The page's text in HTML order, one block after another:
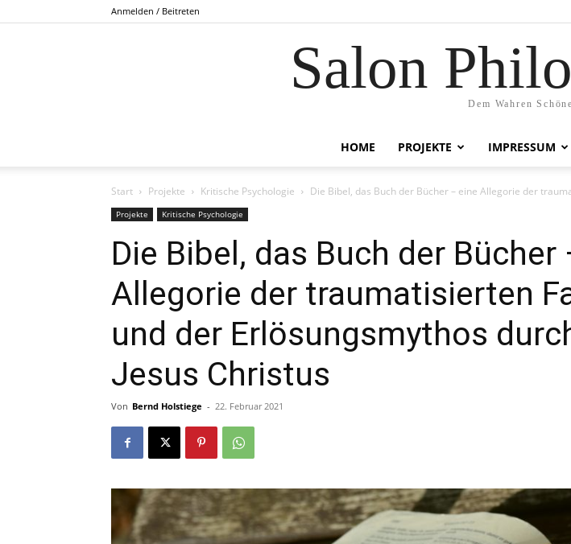
Anmelden / Beitreten
Salon
Dem Wahren
HOME PROJEKTE IMPRESSUM
Start Projekte Kritische Psychologie Die Bibel, das Buch der Bücher – eine Allegorie der
Projekte Kritische Psychologie
Die Bibel, das Buch der Bücher
Allegorie der traumatisierten
und der Erlösungsmythos
Jesus Christus
Von Bernd Holstiege - 22. Februar 2021